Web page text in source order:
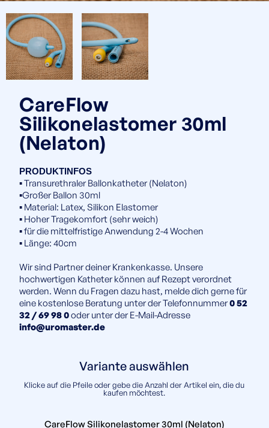
CareFlow
Silikonelastomer 30ml
(Nelaton)
PRODUKTINFOS
▪️ Transurethraler Ballonkatheter (Nelaton)
▪️Großer Ballon 30ml
▪️ Material: Latex, Silikon Elastomer
▪️ Hoher Tragekomfort (sehr weich)
▪️ für die mittelfristige Anwendung 2-4 Wochen
▪️ Länge: 40cm
Wir sind Partner deiner Krankenkasse. Unsere
hochwertigen Katheter können auf Rezept verordnet
werden. Wenn du Fragen dazu hast, melde dich gerne für
eine kostenlose Beratung unter der Telefonnummer0 52
32 / 69 98 0oder unter der E-Mail-Adresse
info@uromaster.de
Variante auswählen
Klicke auf die Pfeile oder gebe die Anzahl der Artikel ein, die du
kaufen möchtest.
CareFlow Silikonelastomer 30ml (Nelaton)